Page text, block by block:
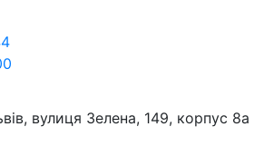
вулиця Зелена, 149, корпус 8а